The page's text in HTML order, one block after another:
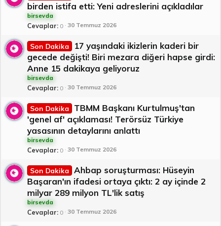
birden istifa etti: Yeni adreslerini açıkladılar
birsevda
Cevaplar 0 30 Temmuz 2026
Son Dakika
17 yaşındaki ikizlerin kaderi bir
gecede değişti! Biri mezara diğeri hapse girdi:
Anne 15 dakikaya geliyoruz
birsevda
Cevaplar 0 30 Temmuz 2026
Son Dakika
TBMM Başkanı Kurtulmuş'tan
'genel af' açıklaması! Terörsüz Türkiye
yasasının detaylarını anlattı
birsevda
Cevaplar 0 30 Temmuz 2026
Son Dakika
Ahbap soruşturması: Hüseyin
Başaran'ın ifadesi ortaya çıktı: 2 ay içinde 2
milyar 289 milyon TL'lik satış
birsevda
Cevaplar 0 30 Temmuz 2026